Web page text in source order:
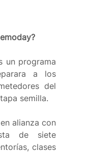
un programa
a los
del
semilla.
alianza con
de siete
clases